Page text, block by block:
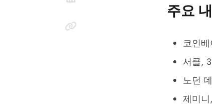
주요
코인
서클,
노던
제미